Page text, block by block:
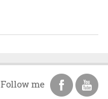
Follow me